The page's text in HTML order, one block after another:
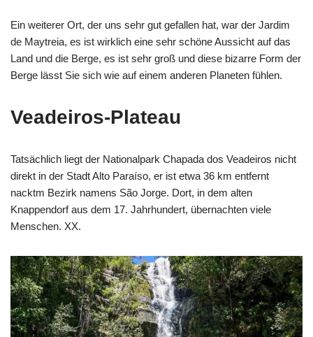
Ein weiterer Ort, der uns sehr gut gefallen hat, war der Jardim
de Maytreia, es ist wirklich eine sehr schöne Aussicht auf das
Land und die Berge, es ist sehr groß und diese bizarre Form der
Berge lässt Sie sich wie auf einem anderen Planeten fühlen.
Veadeiros-Plateau
Tatsächlich liegt der Nationalpark Chapada dos Veadeiros nicht
direkt in der Stadt Alto Paraíso, er ist etwa 36 km entfernt
nacktm Bezirk namens São Jorge. Dort, in dem alten
Knappendorf aus dem 17. Jahrhundert, übernachten viele
Menschen. XX.